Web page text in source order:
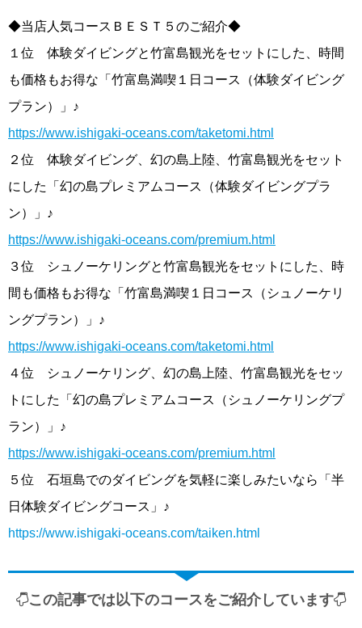
◆当店人気コースＢＥＳＴ５のご紹介◆
１位 体験ダイビングと竹富島観光をセットにした、時間
も価格もお得な「竹富島満喫１日コース（体験ダイビング
プラン）」♪
https://www.ishigaki-oceans.com/taketomi.html
２位 体験ダイビング、幻の島上陸、竹富島観光をセット
にした「幻の島プレミアムコース（体験ダイビングプラ
ン）」♪
https://www.ishigaki-oceans.com/premium.html
３位 シュノーケリングと竹富島観光をセットにした、時
間も価格もお得な「竹富島満喫１日コース（シュノーケリ
ングプラン）」♪
https://www.ishigaki-oceans.com/taketomi.html
４位 シュノーケリング、幻の島上陸、竹富島観光をセッ
トにした「幻の島プレミアムコース（シュノーケリングプ
ラン）」♪
https://www.ishigaki-oceans.com/premium.html
５位 石垣島でのダイビングを気軽に楽しみたいなら「半
日体験ダイビングコース」♪
https://www.ishigaki-oceans.com/taiken.html
この記事では以下のコースをご紹介しています